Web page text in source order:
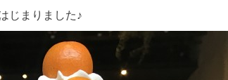
じまりました♪